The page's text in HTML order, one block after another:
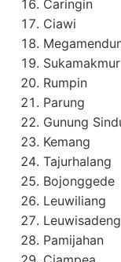
Caringin
Ciawi
Sukamakmur
Rumpin
Parung
Gunung
Kemang
Tajurhalang
Bojonggede
Leuwiliang
Leuwisadeng
Pamijahan